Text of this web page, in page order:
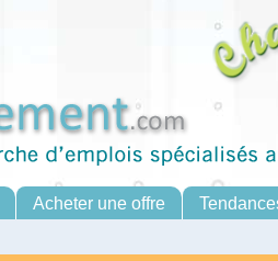
Acheter une offre